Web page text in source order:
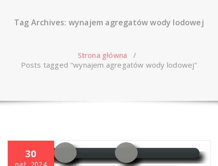
Tag Archives: wynajem agregatów wody lodowej
Strona główna /
Posts tagged "wynajem agregatów wody lodowej"
30
paź, 2024